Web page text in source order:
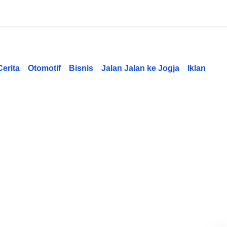
Otomotif Bisnis Jalan Jalan ke Jogja Iklan